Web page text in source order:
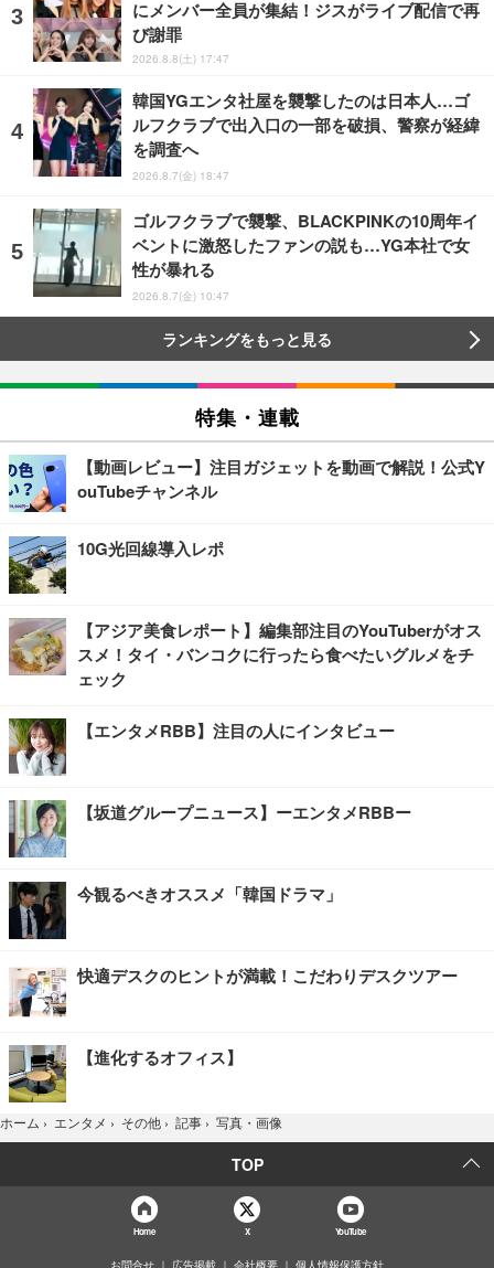
にメンバー全員が集結！ジスがライブ配信で再
び謝罪
2026.8.8(土) 17:47
韓国YGエンタ社屋を襲撃したのは日本人…ゴ
ルフクラブで出入口の一部を破損、警察が経緯
を調査へ
2026.8.7(金) 18:47
ゴルフクラブで襲撃、BLACKPINKの10周年イ
ベントに激怒したファンの説も…YG本社で女
性が暴れる
2026.8.7(金) 10:47
ランキングをもっと見る
特集・連載
【動画レビュー】注目ガジェットを動画で解説！公式Y
ouTubeチャンネル
10G光回線導入レポ
【アジア美食レポート】編集部注目のYouTuberがオス
スメ！タイ・バンコクに行ったら食べたいグルメをチ
ェック
【エンタメRBB】注目の人にインタビュー
【坂道グループニュース】ーエンタメRBBー
今観るべきオススメ「韓国ドラマ」
快適デスクのヒントが満載！こだわりデスクツアー
【進化するオフィス】
ホーム › エンタメ › その他 › 記事 › 写真・画像
TOP
Home X YouTube
お問合せ 広告掲載 会社概要 個人情報保護方針